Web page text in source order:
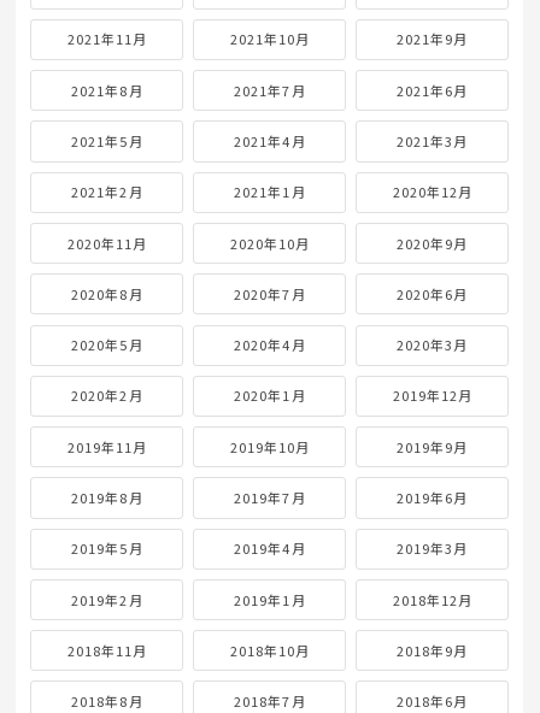
2021年11月 2021年10月 2021年9月
2021年8月 2021年7月 2021年6月
2021年5月 2021年4月 2021年3月
2021年2月 2021年1月 2020年12月
2020年11月 2020年10月 2020年9月
2020年8月 2020年7月 2020年6月
2020年5月 2020年4月 2020年3月
2020年2月 2020年1月 2019年12月
2019年11月 2019年10月 2019年9月
2019年8月 2019年7月 2019年6月
2019年5月 2019年4月 2019年3月
2019年2月 2019年1月 2018年12月
2018年11月 2018年10月 2018年9月
2018年8月 2018年7月 2018年6月